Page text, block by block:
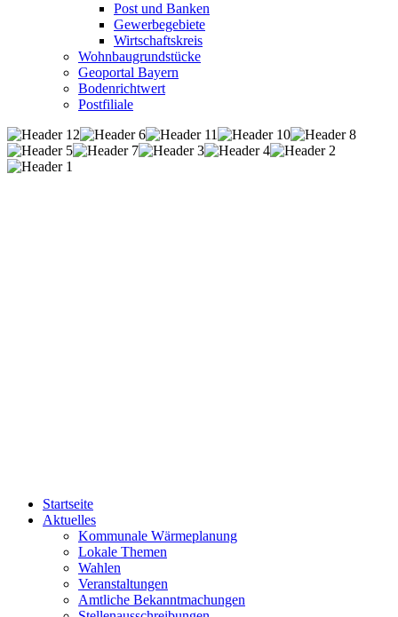
Post und Banken
Gewerbegebiete
Wirtschaftskreis
Wohnbaugrundstücke
Geoportal Bayern
Bodenrichtwert
Postfiliale
Startseite
Aktuelles
Kommunale Wärmeplanung
Lokale Themen
Wahlen
Veranstaltungen
Amtliche Bekanntmachungen